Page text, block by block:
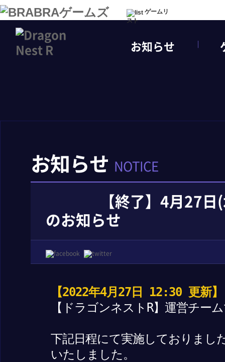
ゲームリ
スト
お知らせ
お知らせ NOTICE
【終了】4月27
のお知らせ
【2022年4月27日 12:30 更新】
【ドラゴンネストR】運営チー
下記日程にて実施しておりまし
いたしました。